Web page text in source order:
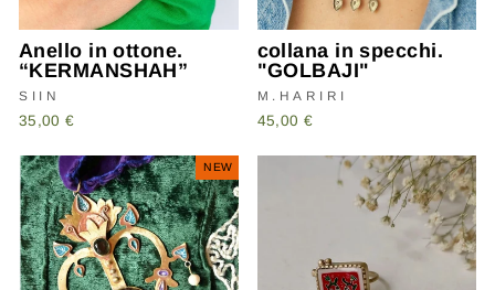
Anello in ottone.
“KERMANSHAH”
SIIN
35,00 €
collana in specchi.
"GOLBAJI"
M.HARIRI
45,00 €
NEW